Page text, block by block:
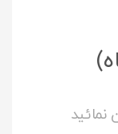
نمائید